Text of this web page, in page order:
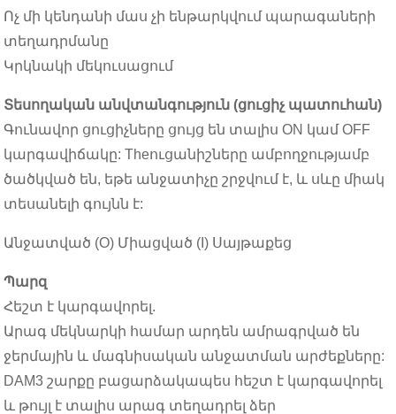
Ոչ մի կենդանի մաս չի ենթարկվում պարագաների
տեղադրմանը
Կրկնակի մեկուսացում
Տեսողական անվտանգություն (ցուցիչ պատուհան)
Գունավոր ցուցիչները ցույց են տալիս ON կամ OFF
կարգավիճակը: Theուցանիշները ամբողջությամբ
ծածկված են, եթե անջատիչը շրջվում է, և սևը միակ
տեսանելի գույնն է:
Անջատված (O) Միացված (I) Սայթաքեց
Պարզ
Հեշտ է կարգավորել.
Արագ մեկնարկի համար արդեն ամրագրված են
ջերմային և մագնիսական անջատման արժեքները:
DAM3 շարքը բացարձակապես հեշտ է կարգավորել
և թույլ է տալիս արագ տեղադրել ձեր